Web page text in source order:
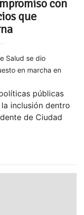
con
que
Salud se dio
en marcha en
públicas
inclusión dentro
de Ciudad